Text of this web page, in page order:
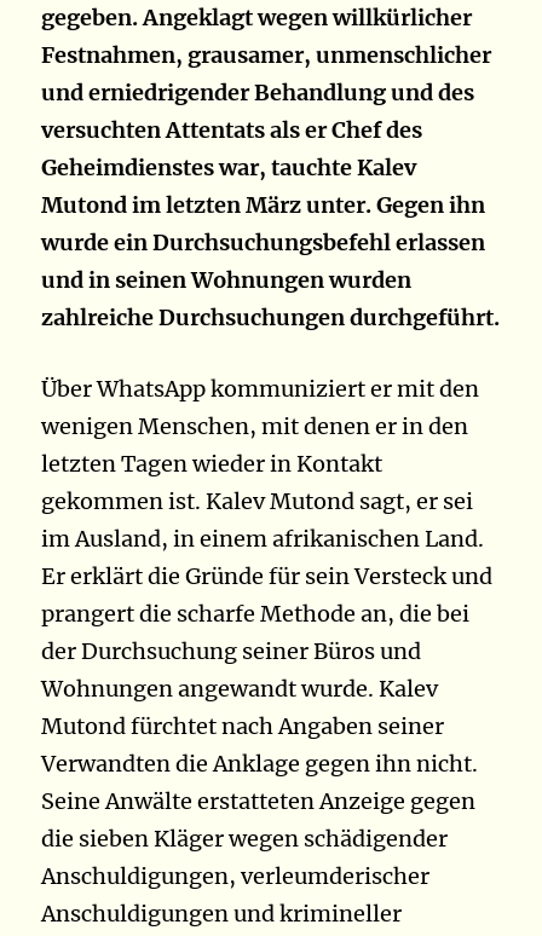
gegeben. Angeklagt wegen willkürlicher
Festnahmen, grausamer, unmenschlicher
und erniedrigender Behandlung und des
versuchten Attentats als er Chef des
Geheimdienstes war, tauchte Kalev
Mutond im letzten März unter. Gegen ihn
wurde ein Durchsuchungsbefehl erlassen
und in seinen Wohnungen wurden
zahlreiche Durchsuchungen durchgeführt.
Über WhatsApp kommuniziert er mit den
wenigen Menschen, mit denen er in den
letzten Tagen wieder in Kontakt
gekommen ist. Kalev Mutond sagt, er sei
im Ausland, in einem afrikanischen Land.
Er erklärt die Gründe für sein Versteck und
prangert die scharfe Methode an, die bei
der Durchsuchung seiner Büros und
Wohnungen angewandt wurde. Kalev
Mutond fürchtet nach Angaben seiner
Verwandten die Anklage gegen ihn nicht.
Seine Anwälte erstatteten Anzeige gegen
die sieben Kläger wegen schädigender
Anschuldigungen, verleumderischer
Anschuldigungen und krimineller